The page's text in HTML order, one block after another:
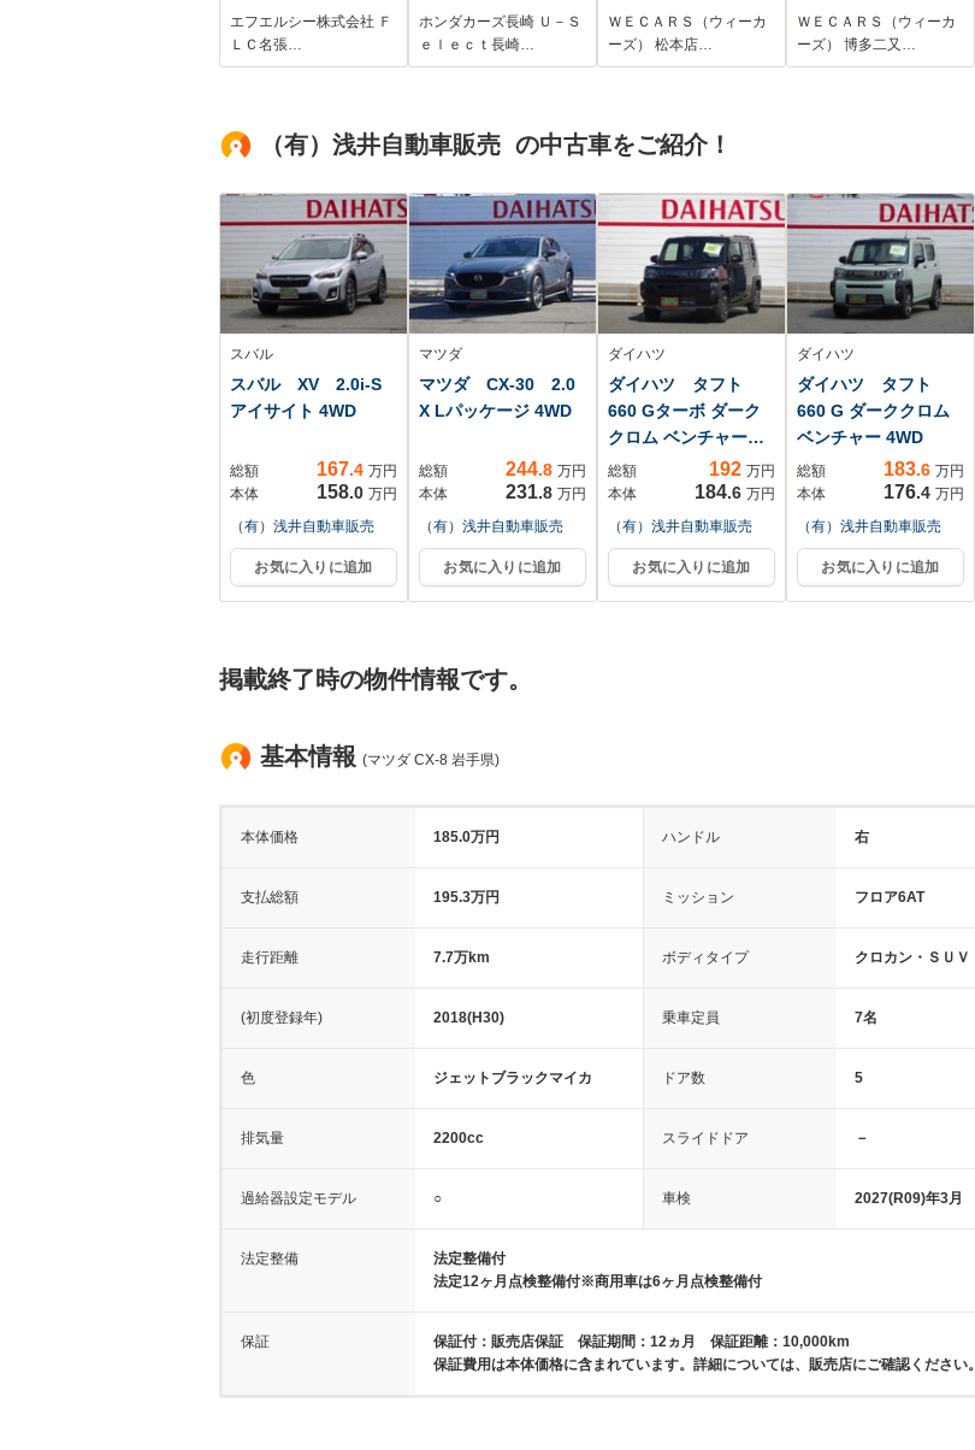
エフエルシー株式会社 Ｆ
ＬＣ名張…
ホンダカーズ長崎 Ｕ－Ｓ
ｅｌｅｃｔ長崎…
車線逸脱防止支援シ
ステム/ヘッドランプ
LED/Bluetooth接
ＷＥＣＡＲＳ（ウィーカ
ーズ） 松本店…
ートヒーター/車線逸
脱防止支援システム/
シート ハーフレザー/
ＷＥＣＡＲＳ（ウィーカ
ーズ） 博多二又…
（有）浅井自動車販売 の中古車をご紹介！
スバル
スバル XV 2.0i-S
アイサイト 4WD
総額 167.4 万円
本体
158.0 万円
（有）浅井自動車販売
お気に入りに追加
マツダ
マツダ CX-30 2.0
X Lパッケージ 4WD
総額 244.8 万円
本体
231.8 万円
（有）浅井自動車販売
お気に入りに追加
ダイハツ
ダイハツ タフト
660 Gターボ ダーク
クロム ベンチャー
4WD
総額 192 万円
本体
184.6 万円
（有）浅井自動車販売
お気に入りに追加
ダイハツ
ダイハツ タフト
660 G ダーククロム
ベンチャー 4WD
総額 183.6 万円
本体
176.4 万円
（有）浅井自動車販売
お気に入りに追加
掲載終了時の物件情報です。
基本情報 (マツダ CX-8 岩手県)
本体価格 185.0万円 ハンドル 右
支払総額 195.3万円 ミッション フロア6AT
走行距離 7.7万km ボディタイプ クロカン・ＳＵＶ
(初度登録年) 2018(H30) 乗車定員 7名
色 ジェットブラックマイカ ドア数 5
排気量 2200cc スライドドア －
過給器設定モデル ○ 車検 2027(R09)年3月
法定整備
法定整備付
法定12ヶ月点検整備付※商用車は6ヶ月点検整備付
保証
保証付：販売店保証 保証期間：12ヵ月 保証距離：10,000km
保証費用は本体価格に含まれています。詳細については、販売店にご確認ください。